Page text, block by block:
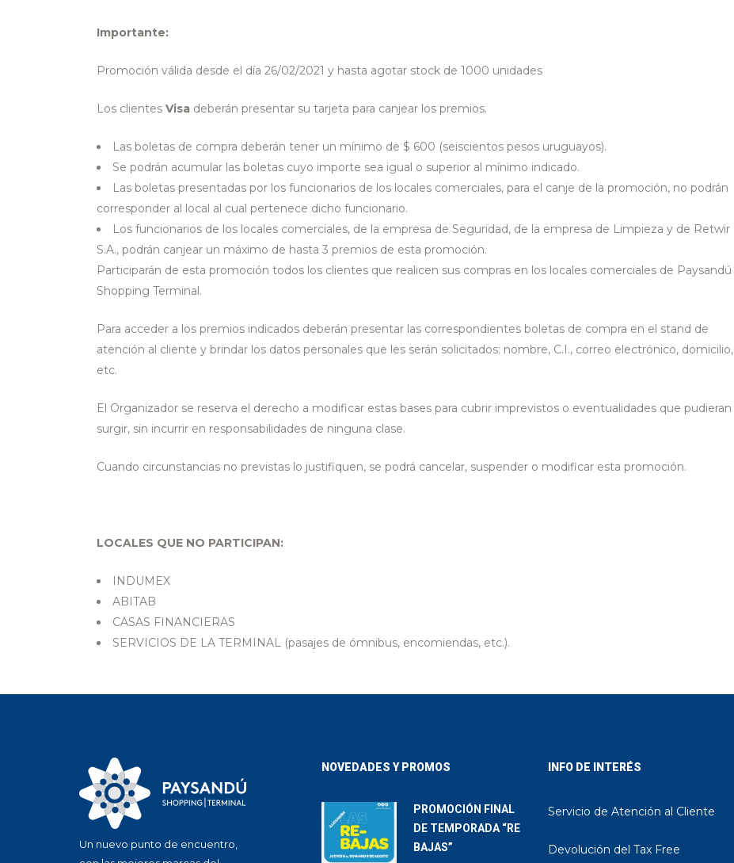
Importante:
Promoción válida desde el día 26/02/2021 y hasta agotar stock de 1000 unidades
Los clientes Visa deberán presentar su tarjeta para canjear los premios.
Las boletas de compra deberán tener un mínimo de $ 600 (seiscientos pesos uruguayos).
Se podrán acumular las boletas cuyo importe sea igual o superior al mínimo indicado.
Las boletas presentadas por los funcionarios de los locales comerciales, para el canje de la promoción, no podrán
corresponder al local al cual pertenece dicho funcionario.
Los funcionarios de los locales comerciales, de la empresa de Seguridad, de la empresa de Limpieza y de Retwir
S.A., podrán canjear un máximo de hasta 3 premios de esta promoción.
Participarán de esta promoción todos los clientes que realicen sus compras en los locales comerciales de Paysandú
Shopping Terminal.
Para acceder a los premios indicados deberán presentar las correspondientes boletas de compra en el stand de
atención al cliente y brindar los datos personales que les serán solicitados: nombre, C.I., correo electrónico, domicilio,
etc.
El Organizador se reserva el derecho a modificar estas bases para cubrir imprevistos o eventualidades que pudieran
surgir, sin incurrir en responsabilidades de ninguna clase.
Cuando circunstancias no previstas lo justifiquen, se podrá cancelar, suspender o modificar esta promoción.
LOCALES QUE NO PARTICIPAN:
INDUMEX
ABITAB
CASAS FINANCIERAS
SERVICIOS DE LA TERMINAL (pasajes de ómnibus, encomiendas, etc.).
Un nuevo punto de encuentro,
NOVEDADES Y PROMOS
PROMOCIÓN FINAL
DE TEMPORADA “RE
BAJAS”
INFO DE INTERÉS
Servicio de Atención al Cliente
Devolución del Tax Free